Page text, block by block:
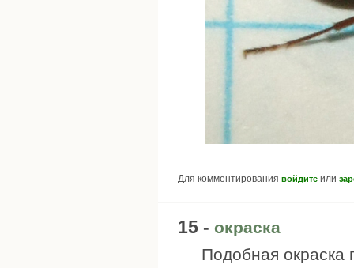
Для комментирования войдите или
15 - окраска
Подобная окраска